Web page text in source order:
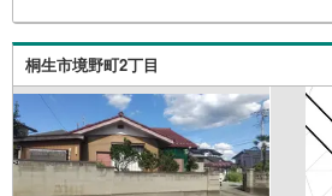
桐生市境野町2丁目